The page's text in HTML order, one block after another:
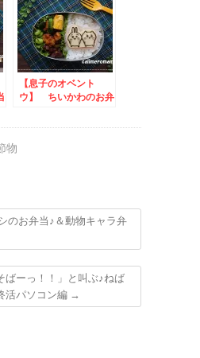
【息子のオベント
ウ】 ちいかわのお弁
物
のお弁当♪＆動物キャラ弁
ばーっ！！」と叫ぶ♪ねば
活パソコン編 →